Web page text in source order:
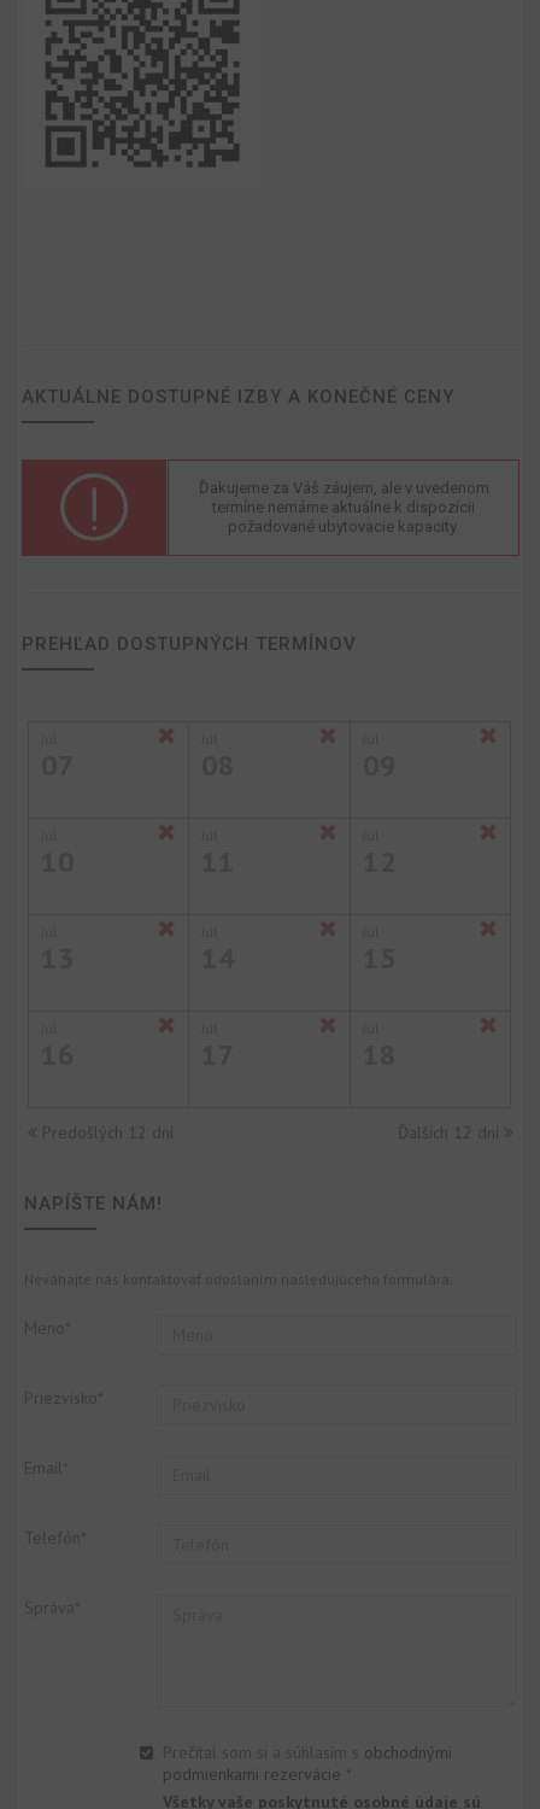
AKTUÁLNE DOSTUPNÉ IZBY A KONEČNÉ CENY
Ďakujeme za Váš záujem, ale v uvedenom
termíne nemáme aktuálne k dispozícii
požadované ubytovacie kapacity.
PREHĽAD DOSTUPNÝCH TERMÍNOV
Predošlých 12 dní Ďalších 12 dní
NAPÍŠTE NÁM!
Neváhajte nás kontaktovať odoslaním nasledujúceho formulára:
Meno*
Priezvisko*
Email*
Telefón*
Správa*
Prečítal som si a súhlasím s obchodnými
podmienkami rezervácie
Všetky vaše poskytnuté osobné údaje sú